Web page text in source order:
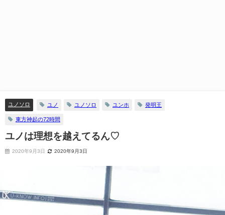
ユノソロ ユノ ユノソロ ユンホ 発明王
東方神起の72時間
ユノは理想を越えてるん♡
2020年9月3日 2020年9月3日